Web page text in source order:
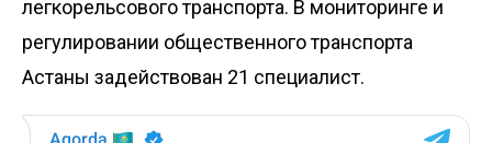
легкорельсового транспорта. В мониторинге и
регулировании общественного транспорта
Астаны задействован 21 специалист.